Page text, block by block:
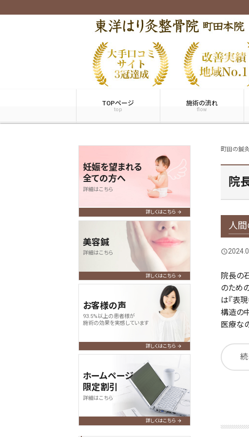
TOPページ
top
施術の流れ
flow
町田の鍼
院
人間
query_builder
院長の
のため
は『表
構造の
医療な
妊娠を望まれる
全ての方へ
詳細はこちら
詳しくはこちら
美容鍼
詳細はこちら
詳しくはこちら
お客様の声
93.5%以上の患者様が
施術の効果を実感しています
詳しくはこちら
ホームページ
限定割引
詳細はこちら
詳しくはこちら